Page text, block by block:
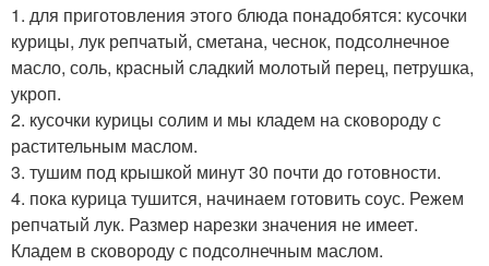
1. для приготовления этого блюда понадобятся: кусочки
курицы, лук репчатый, сметана, чеснок, подсолнечное
масло, соль, красный сладкий молотый перец, петрушка,
укроп.
2. кусочки курицы солим и мы кладем на сковороду с
растительным маслом.
3. тушим под крышкой минут 30 почти до готовности.
4. пока курица тушится, начинаем готовить соус. Режем
репчатый лук. Размер нарезки значения не имеет.
Кладем в сковороду с подсолнечным маслом.